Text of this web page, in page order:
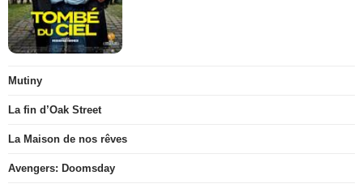
Mutiny
La fin d’Oak Street
La Maison de nos rêves
Avengers: Doomsday